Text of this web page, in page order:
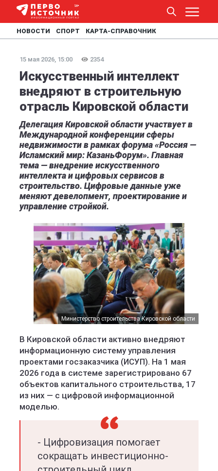
НОВОСТИ СПОРТ КАРТА-СПРАВОЧНИК
15 мая 2026, 15:00 2354
Искусственный интеллект
внедряют в строительную
отрасль Кировской области
Делегация Кировской области участвует в
Международной конференции сферы
недвижимости в рамках форума «Россия —
Исламский мир: КазаньФорум». Главная
тема — внедрение искусственного
интеллекта и цифровых сервисов в
строительство. Цифровые данные уже
меняют девелопмент, проектирование и
управление стройкой.
Министерство строительства Кировской области
В Кировской области активно внедряют
информационную систему управления
проектами госзаказчика (ИСУП). На 1 мая
2026 года в системе зарегистрировано 67
объектов капитального строительства, 17
из них — с цифровой информационной
моделью.
- Цифровизация помогает
сокращать инвестиционно-